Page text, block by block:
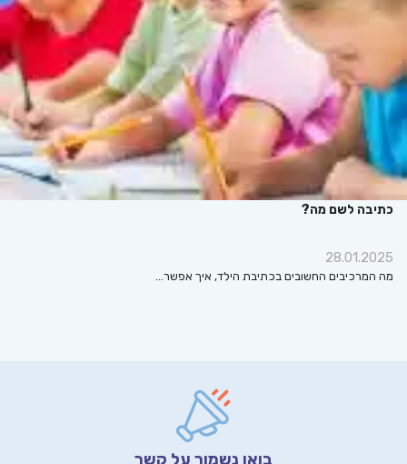
כתיבה לשם מה?
28.01.2025
מה המרכיבים החשובים בכתיבת הילד, איך אפשר…
בואו נשמור על קשר